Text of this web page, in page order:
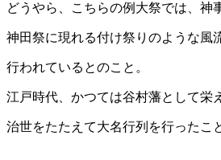
どうやら、こちらの例大祭では、神
神田祭に現れる付け祭りのような風
行われているとのこと。
江戸時代、かつては谷村藩として栄
治世をたたえて大名行列を行ったこ